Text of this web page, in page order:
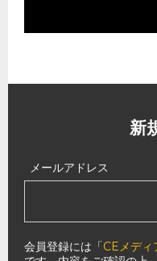
新
メールアドレス
会員登録には「CEメディ